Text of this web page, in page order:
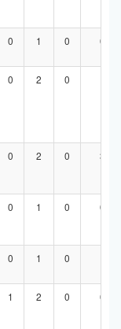
0 1 0 0
0 2 0
0 2 0 3
0 1 0 0
0 1 0
1 2 0 0